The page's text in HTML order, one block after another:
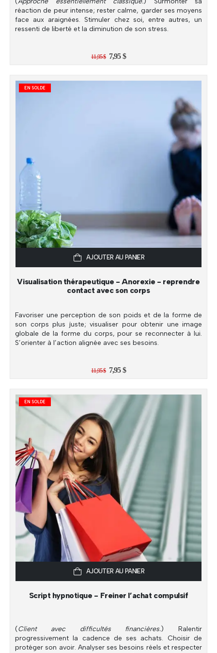
réaction de peur intense; rester calme, garder ses moyens
face aux araignées. Stimuler chez soi, entre autres, un
ressenti de liberté et la diminution de son stress.
11,95$ Le
était :
7,95$Le
est :
EN SOLDE
AJOUTER AU PANIER
Visualisation thérapeutique - Anorexie - reprendre
contact avec son corps
Favoriser une perception de son poids et de la forme de
son corps plus juste; visualiser pour obtenir une image
globale de la forme du corps, pour se reconnecter à lui.
S’orienter à l’action alignée avec ses besoins.
11,95$ Le
était :
11,95 $.
7,95$Le
est :
7,95 $.
EN SOLDE
AJOUTER AU PANIER
Script hypnotique - Freiner l’achat compulsif
(Client avec difficultés financières.) Ralentir
progressivement la cadence de ses achats. Choisir de
protéger son avoir. Analyser ses besoins réels et respecter